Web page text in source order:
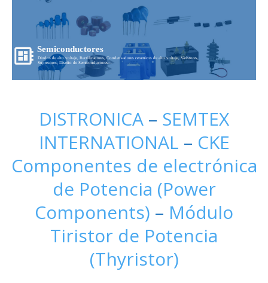
Semiconductores
Diodos de alto voltaje, Rectificadores, Condensadores ceramicos de alto voltaje, Varistores,
Supresores, Diseño de Semiconductores...
DISTRONICA – SEMTEX
INTERNATIONAL – CKE
Componentes de electrónica
de Potencia (Power
Components) – Módulo
Tiristor de Potencia
(Thyristor)